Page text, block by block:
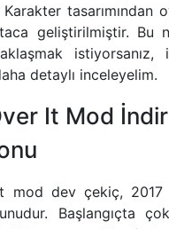
tasarımından
geliştirilmiştir. Bu
detaylı inceleyelim.
It Mod İndir
mod dev çekiç, 2017
Başlangıçta